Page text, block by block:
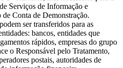
Serviços de Informação e
Conta de Demonstração.
ser transferidos para as
bancos, entidades que
rápidos, empresas do grupo
o Responsável pelo Tratamento,
postais, autoridades de